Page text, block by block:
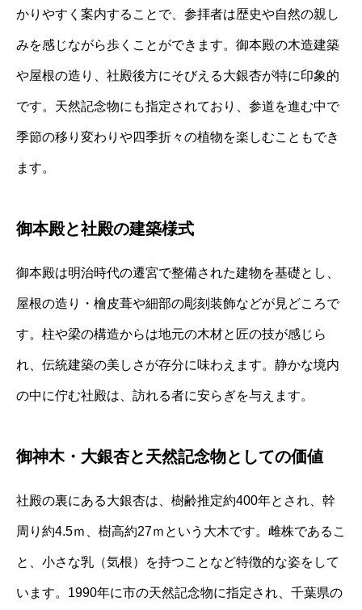
かりやすく案内することで、参拝者は歴史や自然の親し
みを感じながら歩くことができます。御本殿の木造建築
や屋根の造り、社殿後方にそびえる大銀杏が特に印象的
です。天然記念物にも指定されており、参道を進む中で
季節の移り変わりや四季折々の植物を楽しむこともでき
ます。
御本殿と社殿の建築様式
御本殿は明治時代の遷宮で整備された建物を基礎とし、
屋根の造り・檜皮葺や細部の彫刻装飾などが見どころで
す。柱や梁の構造からは地元の木材と匠の技が感じら
れ、伝統建築の美しさが存分に味わえます。静かな境内
の中に佇む社殿は、訪れる者に安らぎを与えます。
御神木・大銀杏と天然記念物としての価値
社殿の裏にある大銀杏は、樹齢推定約400年とされ、幹
周り約4.5ｍ、樹高約27ｍという大木です。雌株であるこ
と、小さな乳（気根）を持つことなど特徴的な姿をして
います。1990年に市の天然記念物に指定され、千葉県の